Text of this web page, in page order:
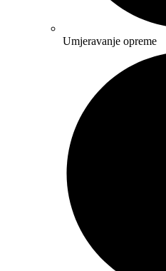
Umjeravanje opreme